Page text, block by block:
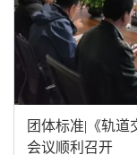
团体标准|《轨
会议顺利召开